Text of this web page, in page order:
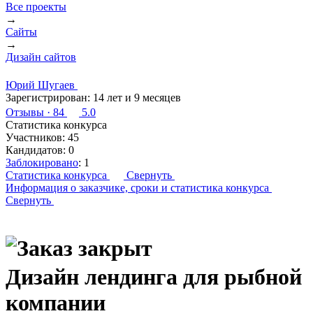
Все проекты
→
Сайты
→
Дизайн сайтов
Юрий Шугаев
Зарегистрирован: 14 лет и 9 месяцев
Отзывы · 84
5.0
Статистика конкурса
Участников: 45
Кандидатов: 0
Заблокировано: 1
Статистика конкурса
Свернуть
Информация о заказчике, сроки и статистика конкурса
Свернуть
Дизайн лендинга для рыбной
компании